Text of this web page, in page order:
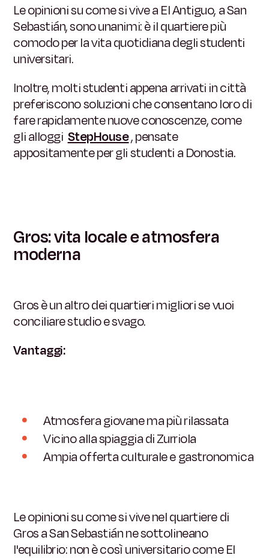
Le opinioni su come si vive a El Antiguo, a San
Sebastián, sono unanimi: è il quartiere più
comodo per la vita quotidiana degli studenti
universitari.
Inoltre, molti studenti appena arrivati in città
preferiscono soluzioni che consentano loro di
fare rapidamente nuove conoscenze, come
gli alloggi StepHouse, pensate
appositamente per gli studenti a Donostia.
Gros: vita locale e atmosfera
moderna
Gros è un altro dei quartieri migliori se vuoi
conciliare studio e svago.
Vantaggi:
Atmosfera giovane ma più rilassata
Vicino alla spiaggia di Zurriola
Ampia offerta culturale e gastronomica
Le opinioni su come si vive nel quartiere di
Gros a San Sebastián ne sottolineano
l'equilibrio: non è così universitario come El